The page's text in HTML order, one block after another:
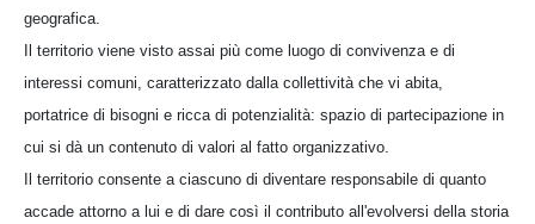
geografica.
Il territorio viene visto assai più come luogo di convivenza e di
interessi comuni, caratterizzato dalla collettività che vi abita,
portatrice di bisogni e ricca di potenzialità: spazio di partecipazione in
cui si dà un contenuto di valori al fatto organizzativo.
Il territorio consente a ciascuno di diventare responsabile di quanto
accade attorno a lui e di dare così il contributo all'evolversi della storia